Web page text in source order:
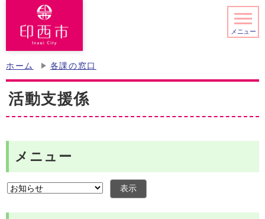
メニュー
ホーム 各課の窓口
活動支援係
メニュー
表示